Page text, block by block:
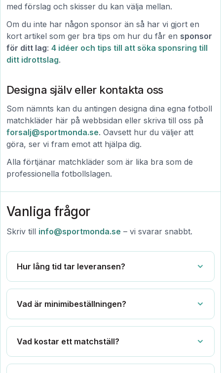
med förslag och skisser du kan välja mellan.
Om du inte har någon sponsor än så har vi gjort en
kort artikel som ger bra tips om hur du får en sponsor
för ditt lag: 4 idéer och tips till att söka sponsring till
ditt idrottslag.
Designa själv eller kontakta oss
Som nämnts kan du antingen designa dina egna fotboll
matchkläder här på webbsidan eller skriva till oss på
forsalj@sportmonda.se. Oavsett hur du väljer att
göra, ser vi fram emot att hjälpa dig.
Alla förtjänar matchkläder som är lika bra som de
professionella fotbollslagen.
Vanliga frågor
Skriv till info@sportmonda.se – vi svarar snabbt.
Hur lång tid tar leveransen?
Vad är minimibeställningen?
Vad kostar ett matchställ?